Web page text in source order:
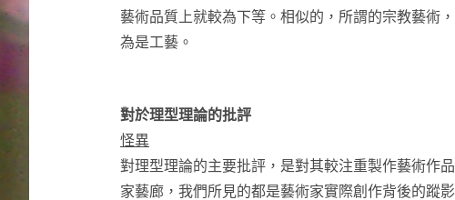
藝術品質上就較為下等。相似的，所謂的宗教藝術
為是工藝。
對於理型理論的批評
怪異
對理型理論的主要批評，是對其較注重製作藝術作
家藝廊，我們所見的都是藝術家實際創作背後的蹤